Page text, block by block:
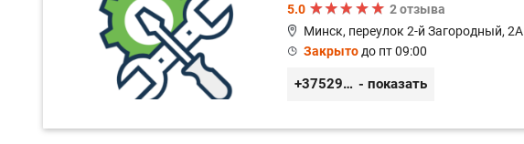
5.0
2 отзыва
Минск, переулок 2-й Загородный, 2А
Закрытодо пт 09:00
+375291151118 - показать